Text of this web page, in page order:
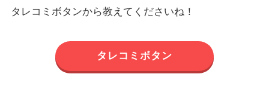
タレコミボタンから教えてくださいね！
タレコミボタン